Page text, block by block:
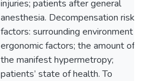
injuries; patients after general
anesthesia. Decompensation risk
factors: surrounding environment or
ergonomic factors; the amount of
the manifest hypermetropy;
patients’ state of health. To